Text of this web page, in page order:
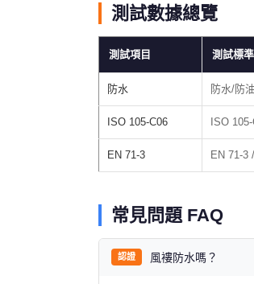
測試數據總覽
測試項目 測試標準
防水 防水/防
ISO 105-C06 ISO
EN 71-3 EN 71-3
常見問題 FAQ
認證 風褸防水嗎？